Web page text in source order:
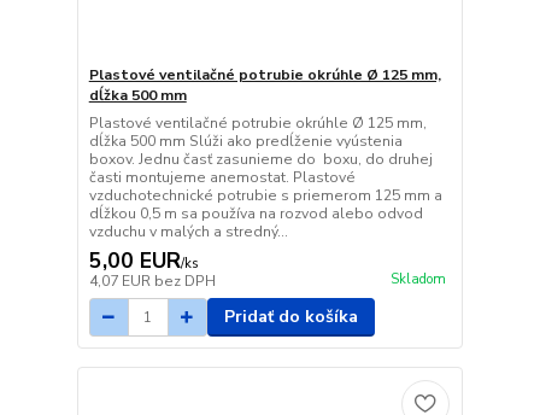
Plastové ventilačné potrubie okrúhle Ø 125 mm,
dĺžka 500 mm
Plastové ventilačné potrubie okrúhle Ø 125 mm,
dĺžka 500 mm Slúži ako predĺženie vyústenia
boxov. Jednu časť zasunieme do boxu, do druhej
časti montujeme anemostat. Plastové
vzduchotechnické potrubie s priemerom 125 mm a
dĺžkou 0,5 m sa používa na rozvod alebo odvod
vzduchu v malých a stredný...
5,00 EUR/ks
4,07 EUR bez DPH Skladom
Pridať do košíka